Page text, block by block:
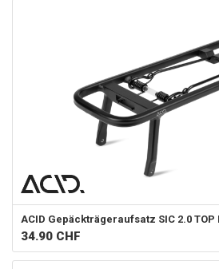
ACID Gepäckträgeraufsatz SIC 2.0 TOP
34.90 CHF